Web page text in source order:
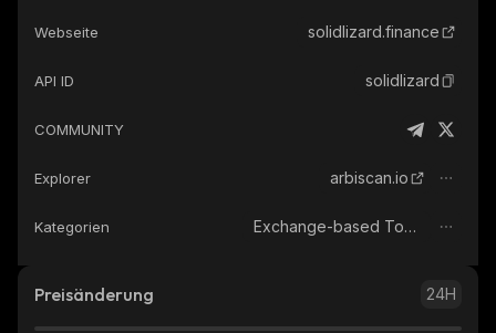
Webseite solidlizard.finance
API ID solidlizard
COMMUNITY
Explorer arbiscan.io
Kategorien Exchange-based Tokens
Preisänderung 24H